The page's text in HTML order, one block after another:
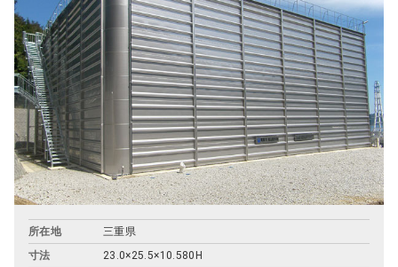
所在地
三重県
寸法
23.0×25.5×10.580H